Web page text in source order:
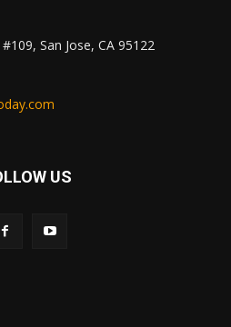
San Jose, CA 95122
US